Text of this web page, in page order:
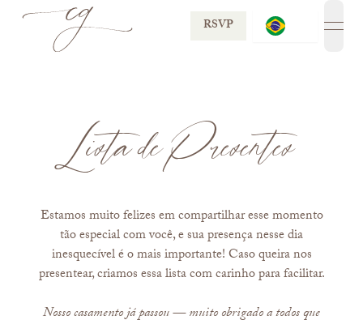
RSVP
Lista de Presentes
Estamos muito felizes em compartilhar esse momento
tão especial com você, e sua presença nesse dia
inesquecível é o mais importante! Caso queira nos
presentear, criamos essa lista com carinho para facilitar.
Nosso casamento já passou — muito obrigado a todos que